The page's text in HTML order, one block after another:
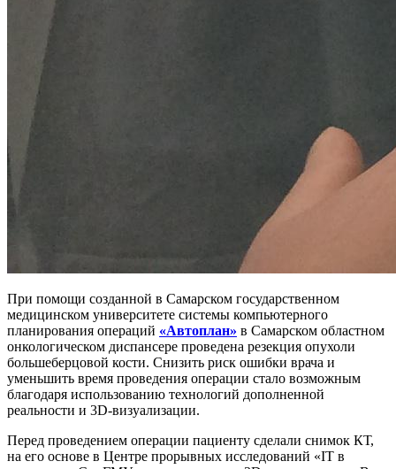
При помощи созданной в Самарском государственном
медицинском университете системы компьютерного
планирования операций «Автоплан» в Самарском областном
онкологическом диспансере проведена резекция опухоли
большеберцовой кости. Снизить риск ошибки врача и
уменьшить время проведения операции стало возможным
благодаря использованию технологий дополненной
реальности и 3D-визуализации.
Перед проведением операции пациенту сделали снимок КТ,
на его основе в Центре прорывных исследований «IT в